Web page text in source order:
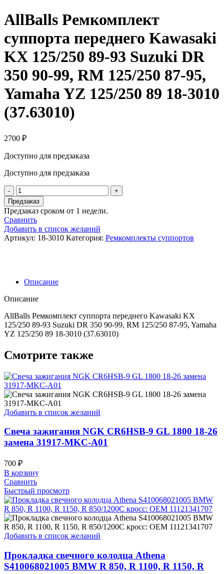
AllBalls Ремкомплект
суппорта переднего Kawasaki
KX 125/250 89-93 Suzuki DR
350 90-99, RM 125/250 87-95,
Yamaha YZ 125/250 89 18-3010
(37.63010)
2700 ₽
Доступно для предзаказа
Доступно для предзаказа
Количество
товара
AllBalls
Ремкомплект
суппорта
переднего
Kawasaki
93
Suzuki
DR
90-
99,
RM
95,
YZ
125/250
89
18-
3010
Предзаказ
Предзаказ сроком от 1 недели.
Сравнить
Добавить в список желаний
Артикул: 18-3010 Категория: Ремкомплекты суппортов
Описание
Описание
AllBalls Ремкомплект суппорта переднего Kawasaki KX
125/250 89-93 Suzuki DR 350 90-99, RM 125/250 87-95, Yamaha
YZ 125/250 89 18-3010 (37.63010)
Смотрите также
Добавить в список желаний
Свеча зажигания NGK CR6HSB-9 GL 1800 18-26
замена 31917-MKC-A01
700 ₽
В корзину
Сравнить
Быстрый просмотр
Добавить в список желаний
Прокладка свечного колодца Athena
S410068021005 BMW R 850, R 1100, R 1150, R